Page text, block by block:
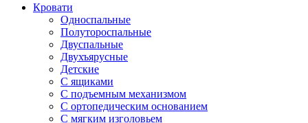
Кровати
Односпальные
Полутороспальные
Двуспальные
Двухъярусные
Детские
С ящиками
С подъемным механизмом
С ортопедическим основанием
С мягким изголовьем